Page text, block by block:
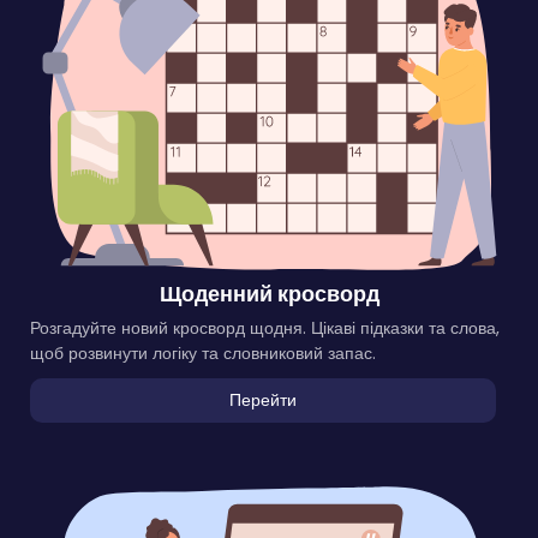
Щоденний кросворд
Розгадуйте новий кросворд щодня. Цікаві підказки та слова,
щоб розвинути логіку та словниковий запас.
Перейти